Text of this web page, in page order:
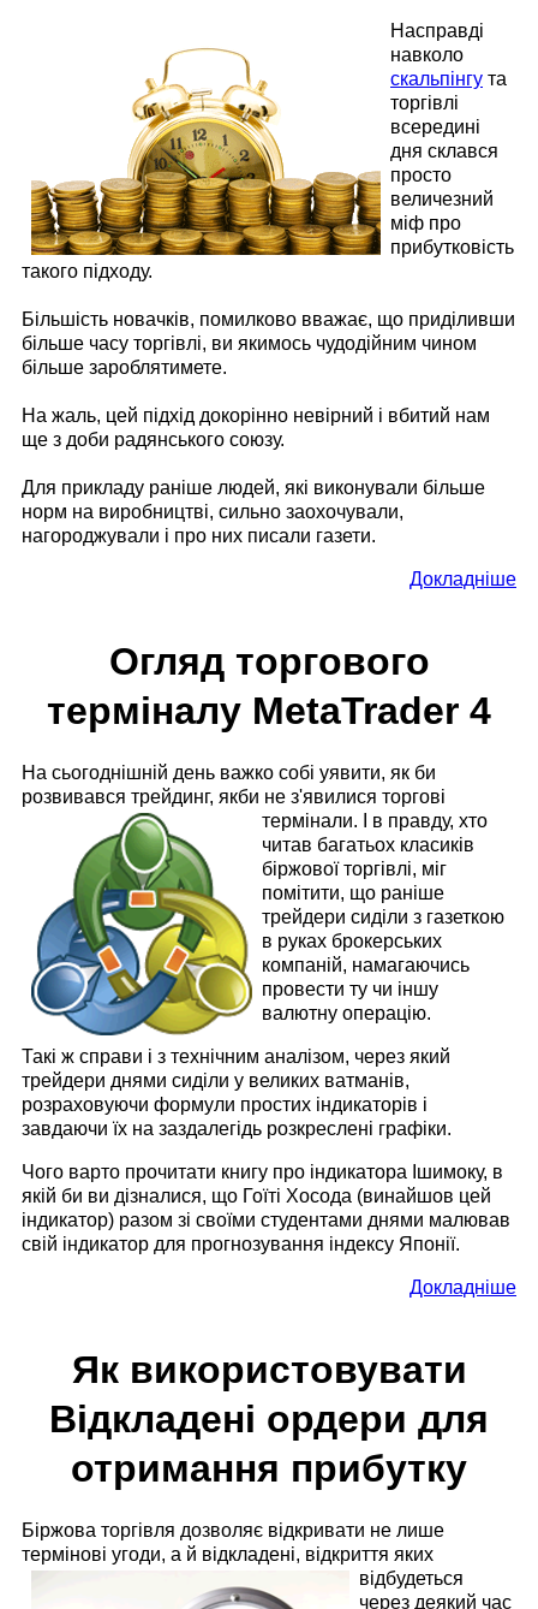
Насправді
навколо
скальпінгу та
торгівлі
всередині
дня склався
просто
величезний
міф про
прибутковість
такого підходу.
Більшість новачків, помилково вважає, що приділивши
більше часу торгівлі, ви якимось чудодійним чином
більше зароблятимете.
На жаль, цей підхід докорінно невірний і вбитий нам
ще з доби радянського союзу.
Для прикладу раніше людей, які виконували більше
норм на виробництві, сильно заохочували,
нагороджували і про них писали газети.
Докладніше
Огляд торгового
терміналу MetaTrader 4
На сьогоднішній день важко собі уявити, як би
розвивався трейдинг, якби не з'явилися торгові
термінали. І в правду, хто
читав багатьох класиків
біржової торгівлі, міг
помітити, що раніше
трейдери сиділи з газеткою
в руках брокерських
компаній, намагаючись
провести ту чи іншу
валютну операцію.
Такі ж справи і з технічним аналізом, через який
трейдери днями сиділи у великих ватманів,
розраховуючи формули простих індикаторів і
завдаючи їх на заздалегідь розкреслені графіки.
Чого варто прочитати книгу про індикатора Ішимоку, в
якій би ви дізналися, що Гоїті Хосода (винайшов цей
індикатор) разом зі своїми студентами днями малював
свій індикатор для прогнозування індексу Японії.
Докладніше
Як використовувати
Відкладені ордери для
отримання прибутку
Біржова торгівля дозволяє відкривати не лише
термінові угоди, а й відкладені, відкриття яких
відбудеться
через деякий час